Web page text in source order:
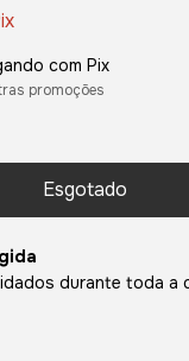
com Pix
promoções
durante toda a